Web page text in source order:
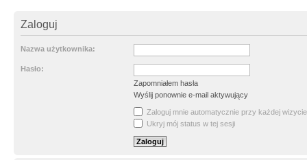
Zaloguj
Nazwa użytkownika:
Hasło:
Zapomniałem hasła
Wyślij ponownie e-mail aktywujący
Zaloguj mnie automatycznie przy każdej wizycie
Ukryj mój status w tej sesji